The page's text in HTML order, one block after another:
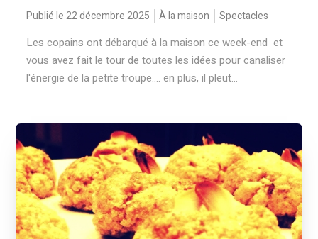
Publié le 22 décembre 2025 À la maison Spectacles
Les copains ont débarqué à la maison ce week-end et
vous avez fait le tour de toutes les idées pour canaliser
l'énergie de la petite troupe.... en plus, il pleut...